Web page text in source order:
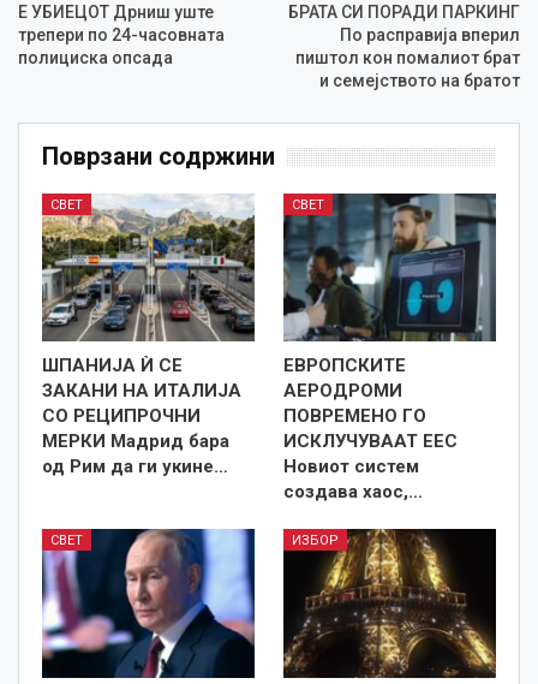
Е УБИЕЦОТ Дрниш уште
трепери по 24-часовната
полициска опсада
БРАТА СИ ПОРАДИ ПАРКИНГ
По расправија вперил
пиштол кон помалиот брат
и семејството на братот
Поврзани содржини
СВЕТ
ШПАНИЈА Ѝ СЕ
ЗАКАНИ НА ИТАЛИЈА
СО РЕЦИПРОЧНИ
МЕРКИ Мадрид бара
од Рим да ги укине…
СВЕТ
ЕВРОПСКИТЕ
АЕРОДРОМИ
ПОВРЕМЕНО ГО
ИСКЛУЧУВААТ ЕЕС
Новиот систем
создава хаос,…
СВЕТ ИЗБОР